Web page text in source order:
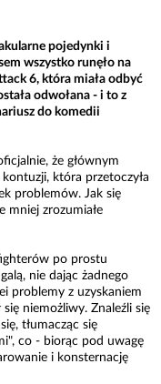
pojedynki i
wszystko runęło na
6, która miała odbyć
odwołana - i to z
do komedii
że głównym
która przetoczyła
problemów. Jak się
mniej zrozumiałe
po prostu
nie dając żadnego
problemy z uzyskaniem
niemożliwy. Znaleźli się
tłumacząc się
co - biorąc pod uwagę
i konsternację